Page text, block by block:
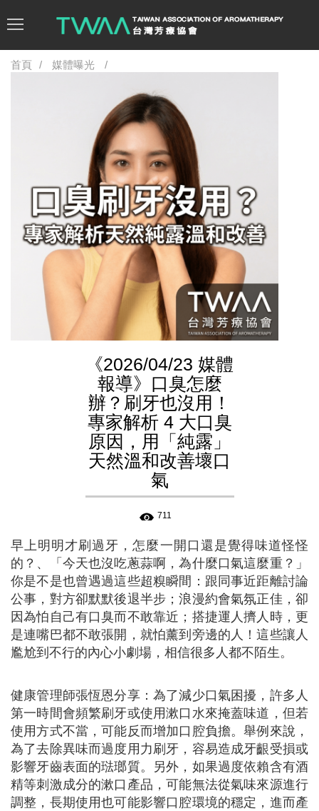
首頁 媒體曝光
《2026/04/23 媒體
報導》口臭怎麼
辦？刷牙也沒用！
專家解析 4 大口臭
原因，用「純露」
天然溫和改善壞口
氣
711
早上明明才刷過牙，怎麼一開口還是覺得味道怪怪
的？、「今天也沒吃蔥蒜啊，為什麼口氣這麼重？」
你是不是也曾遇過這些超糗瞬間：跟同事近距離討論
公事，對方卻默默後退半步；浪漫約會氣氛正佳，卻
因為怕自己有口臭而不敢靠近；搭捷運人擠人時，更
是連嘴巴都不敢張開，就怕薰到旁邊的人！這些讓人
尷尬到不行的內心小劇場，相信很多人都不陌生。
健康管理師張恆恩分享：為了減少口氣困擾，許多人
第一時間會頻繁刷牙或使用漱口水來掩蓋味道，但若
使用方式不當，可能反而增加口腔負擔。舉例來說，
為了去除異味而過度用力刷牙，容易造成牙齦受損或
影響牙齒表面的琺瑯質。另外，如果過度依賴含有酒
精等刺激成分的漱口產品，可能無法從氣味來源進行
調整，長期使用也可能影響口腔環境的穩定，進而產